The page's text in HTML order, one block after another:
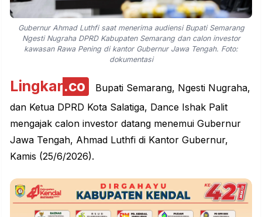
Gubernur Ahmad Luthfi saat menerima audiensi Bupati Semarang
Ngesti Nugraha DPRD Kabupaten Semarang dan calon investor
kawasan Rawa Pening di kantor Gubernur Jawa Tengah. Foto:
dokumentasi
Lingkar.co
Bupati Semarang, Ngesti Nugraha,
dan Ketua DPRD Kota Salatiga, Dance Ishak Palit
mengajak calon investor datang menemui Gubernur
Jawa Tengah, Ahmad Luthfi di Kantor Gubernur,
Kamis (25/6/2026).